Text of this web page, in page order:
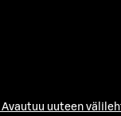
Avautuu uuteen